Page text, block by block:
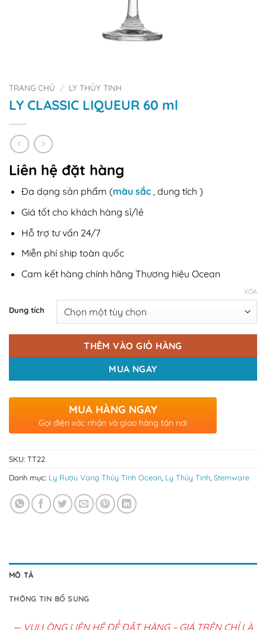
TRANG CHỦ / LY THỦY TINH
LY CLASSIC LIQUEUR 60 ml
Liên hệ đặt hàng
Đa dạng sản phẩm (màu sắc, dung tích )
Giá tốt cho khách hàng sỉ/lẻ
Hỗ trợ tư vấn 24/7
Miễn phí ship toàn quốc
Cam kết hàng chính hãng Thương hiệu Ocean
Dung tích
XÓA
THÊM VÀO GIỎ HÀNG
MUA NGAY
MUA HÀNG NGAY
Gọi điện xác nhận và giao hàng tận nơi
SKU: TT22
Danh mục: Ly Rượu Vang Thủy Tinh Ocean, Ly Thủy Tinh, Stemware
MÔ TẢ
THÔNG TIN BỔ SUNG
— VUI LÒNG LIÊN HỆ ĐỂ ĐẶT HÀNG – GIÁ TRÊN CHỈ LÀ